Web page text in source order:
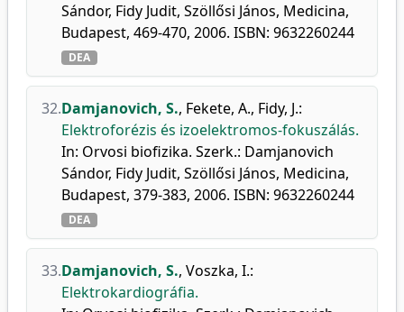
Sándor, Fidy Judit, Szöllősi János, Medicina,
Budapest, 469-470, 2006. ISBN: 9632260244
DEA
32.Damjanovich, S., Fekete, A., Fidy, J.:
Elektroforézis és izoelektromos-fokuszálás.
In: Orvosi biofizika. Szerk.: Damjanovich
Sándor, Fidy Judit, Szöllősi János, Medicina,
Budapest, 379-383, 2006. ISBN: 9632260244
DEA
33.Damjanovich, S., Voszka, I.:
Elektrokardiográfia.